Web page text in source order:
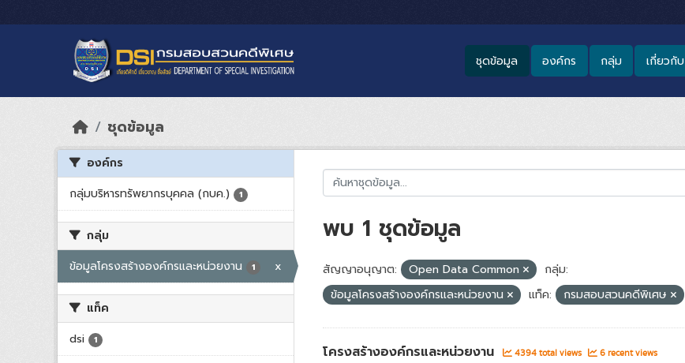
ชุดข้อมูล องค์กร กลุ่ม เกี่ยวกับ
ชุดข้อมูล
องค์กร
กลุ่มบริหารทรัพยากรบุคคล (กบค.)
1
กลุ่ม
ข้อมูลโครงสร้างองค์กรและหน่วยงาน
1 x
แท็ค
dsi
1
พบ 1 ชุดข้อมูล
สัญญาอนุญาต: Open Data Common
กลุ่ม:
ข้อมูลโครงสร้างองค์กรและหน่วยงาน
แท็ค: กรมสอบสวนคดีพิเศษ
โครงสร้างองค์กรและหน่วยงาน 4394 total views 6 recent views